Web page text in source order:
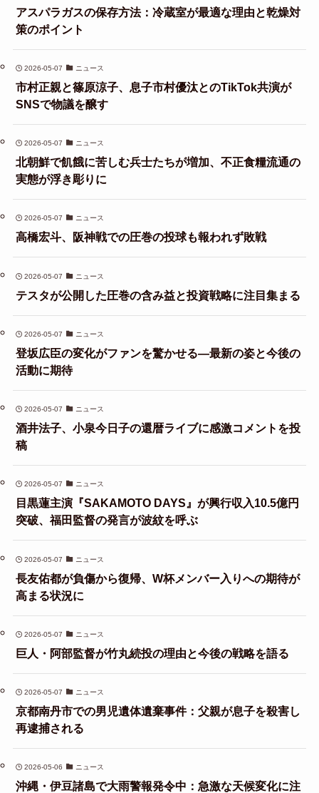
アスパラガスの保存方法：冷蔵室が最適な理由と乾燥対
策のポイント
2026-05-07 ニュース
市村正親と篠原涼子、息子市村優汰とのTikTok共演が
SNSで物議を醸す
2026-05-07 ニュース
北朝鮮で飢餓に苦しむ兵士たちが増加、不正食糧流通の
実態が浮き彫りに
2026-05-07 ニュース
高橋宏斗、阪神戦での圧巻の投球も報われず敗戦
2026-05-07 ニュース
テスタが公開した圧巻の含み益と投資戦略に注目集まる
2026-05-07 ニュース
登坂広臣の変化がファンを驚かせる—最新の姿と今後の
活動に期待
2026-05-07 ニュース
酒井法子、小泉今日子の還暦ライブに感激コメントを投
稿
2026-05-07 ニュース
目黒蓮主演『SAKAMOTO DAYS』が興行収入10.5億円
突破、福田監督の発言が波紋を呼ぶ
2026-05-07 ニュース
長友佑都が負傷から復帰、W杯メンバー入りへの期待が
高まる状況に
2026-05-07 ニュース
巨人・阿部監督が竹丸続投の理由と今後の戦略を語る
2026-05-07 ニュース
京都南丹市での男児遺体遺棄事件：父親が息子を殺害し
再逮捕される
2026-05-06 ニュース
沖縄・伊豆諸島で大雨警報発令中：急激な天候変化に注